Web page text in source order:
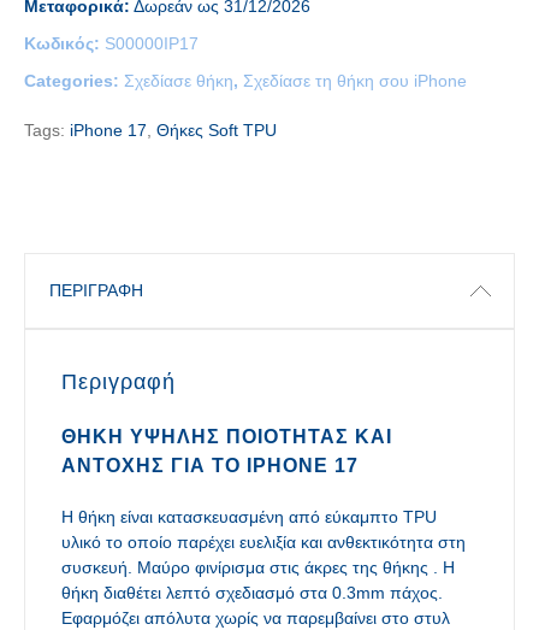
Μεταφορικά: Δωρεάν ως 31/12/2026
Κωδικός: S00000IP17
Categories: Σχεδίασε θήκη, Σχεδίασε τη θήκη σου iPhone
Tags: iPhone 17 Θήκες Soft TPU
ΠΕΡΙΓΡΑΦΉ
Περιγραφή
ΘΉΚΗ ΥΨΗΛΉΣ ΠΟΙΌΤΗΤΑΣ ΚΑΙ
ΑΝΤΟΧΉΣ ΓΙΑ ΤΟ IPHONE 17
Η θήκη είναι κατασκευασμένη από εύκαμπτο TPU
υλικό το οποίο παρέχει ευελιξία και ανθεκτικότητα στη
συσκευή. Μαύρο φινίρισμα στις άκρες της θήκης . Η
θήκη διαθέτει λεπτό σχεδιασμό στα 0.3mm πάχος.
Εφαρμόζει απόλυτα χωρίς να παρεμβαίνει στο στυλ